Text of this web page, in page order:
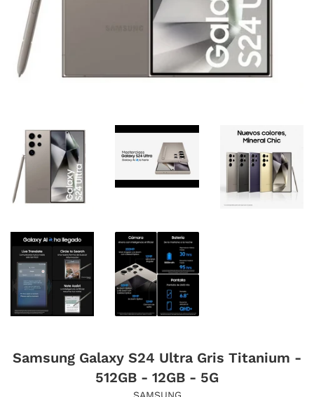
Samsung Galaxy S24 Ultra Gris Titanium -
512GB - 12GB - 5G
SAMSUNG